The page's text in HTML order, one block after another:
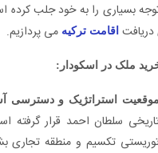
بسیاری را به خود جلب کرده
دریافت اقامت ترکیه می پردازیم.
ملک در اسکودار:
موقعیت استراتژیک و دسترسی
سلطان احمد قرار گرفته
تکسیم و منطقه تجاری